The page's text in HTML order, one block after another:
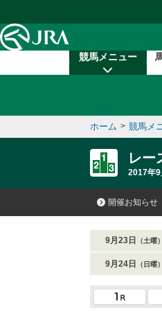
競馬メニュー
ホーム > 競馬メ
レー
2017年9
開催お知らせ
9月23日 （土曜）
9月24日 （日曜）